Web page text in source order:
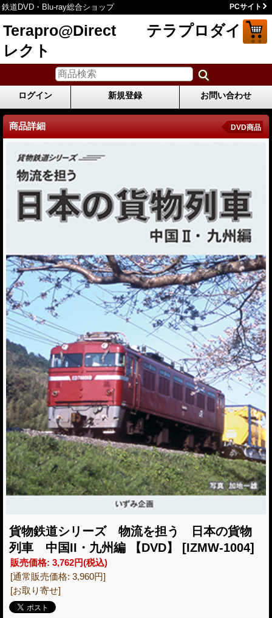
鉄道DVD・Blu-ray総合ショップ PCサイト
Terapro@Direct テラプロダイ
レクト
ログイン 新規登録 お問い合わせ
商品詳細 DVD商品
貨物鉄道シリーズ 物流を担う 日本の貨物
列車 中国II・九州編 【DVD】
[IZMW-1004]
販売価格: 3,762円(税込)
[通常販売価格: 3,960円]
[お取り寄せ]